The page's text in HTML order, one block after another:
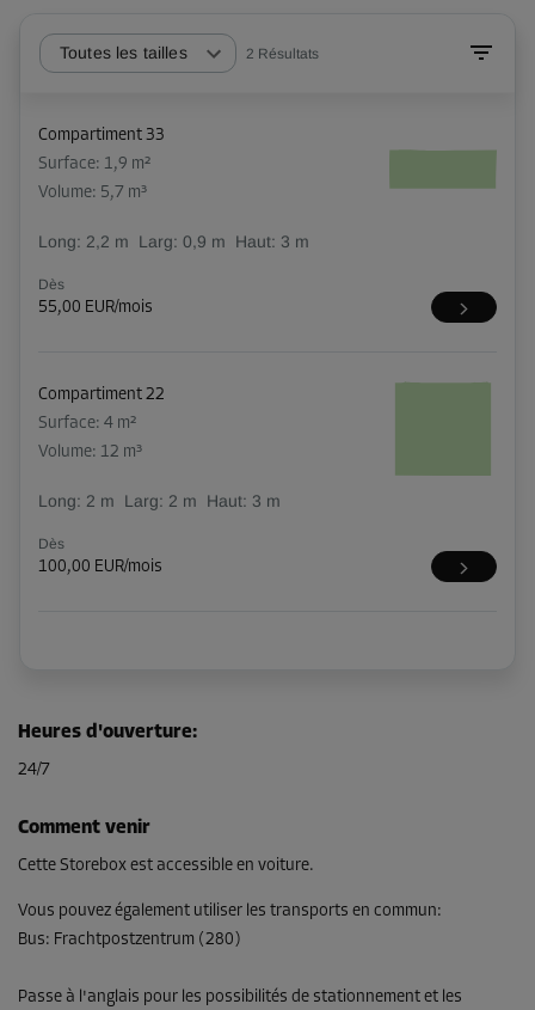
Toutes les tailles 2 Résultats
Compartiment 33
Surface: 1,9 m²
Volume: 5,7 m³
Long: 2,2 m Larg: 0,9 m Haut: 3 m
Dès
55,00 EUR/mois
Compartiment 22
Surface: 4 m²
Volume: 12 m³
Long: 2 m Larg: 2 m Haut: 3 m
Dès
100,00 EUR/mois
Heures d'ouverture:
24/7
Comment venir
Cette Storebox est accessible en voiture.
Vous pouvez également utiliser les transports en commun:
Bus: Frachtpostzentrum (280)
Passe à l'anglais pour les possibilités de stationnement et les